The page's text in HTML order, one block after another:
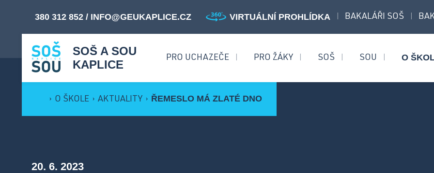
SOŠ A SOU
KAPLICE
PRO UCHAZEČE PRO ŽÁKY SOŠ SOU O
380 312 852 / INFO@GEUKAPLICE.CZ VIRTUÁLNÍ PROHLÍDKA BAKALÁŘI SOŠ
› O ŠKOLE › AKTUALITY › ŘEMESLO MÁ ZLATÉ DNO
20. 6. 2023